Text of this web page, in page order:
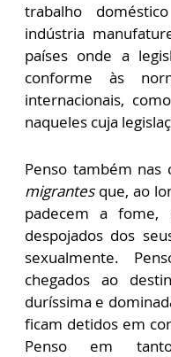
trabalho
indústria
países onde a
conforme às
internacionais,
naqueles cuja
Penso também nas
migrantesque, ao
padecem a fome,
despojados dos
sexualmente.
chegados ao
duríssima e
ficam detidos em
Penso em